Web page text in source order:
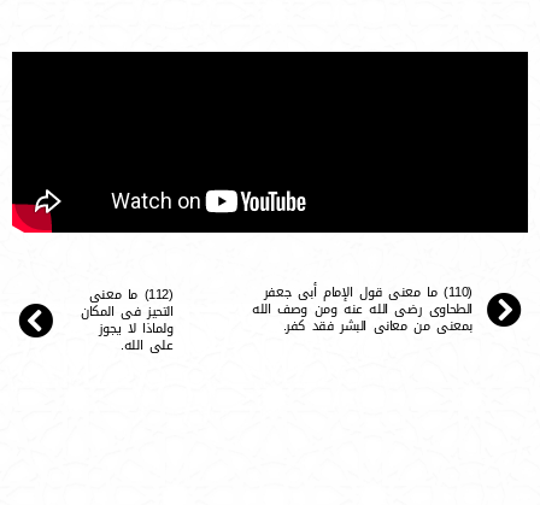
(110) ما معنى قول الإمام أبى جعفر
الطحاوى رضى الله عنه ومن وصف الله
بمعنى من معانى البشر فقد كفر.
(112) ما معنى
التحيز فى المكان
ولماذا لا يجوز
على الله.